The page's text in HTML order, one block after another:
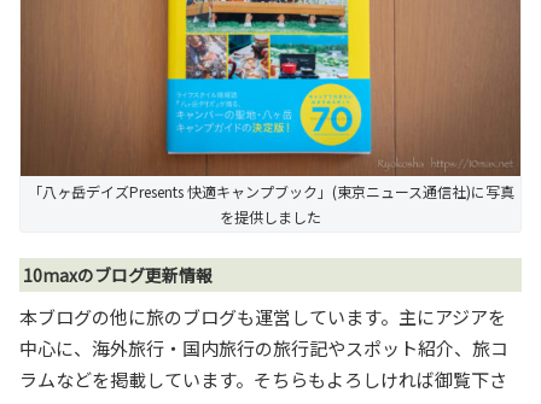
「八ヶ岳デイズPresents 快適キャンプブック」(東京ニュース通信社)に写真
を提供しました
10maxのブログ更新情報
本ブログの他に旅のブログも運営しています。主にアジアを
中心に、海外旅行・国内旅行の旅行記やスポット紹介、旅コ
ラムなどを掲載しています。そちらもよろしければ御覧下さ